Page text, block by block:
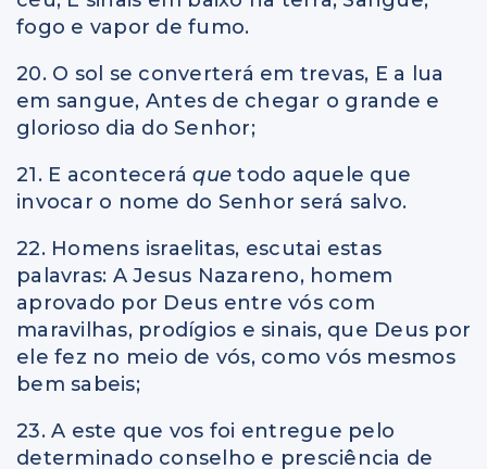
fogo e vapor de fumo.
20. O sol se converterá em trevas, E a lua
em sangue, Antes de chegar o grande e
glorioso dia do Senhor;
21. E aconteceráquetodo aquele que
invocar o nome do Senhor será salvo.
22. Homens israelitas, escutai estas
palavras: A Jesus Nazareno, homem
aprovado por Deus entre vós com
maravilhas, prodígios e sinais, que Deus por
ele fez no meio de vós, como vós mesmos
bem sabeis;
23. A este que vos foi entregue pelo
determinado conselho e presciência de